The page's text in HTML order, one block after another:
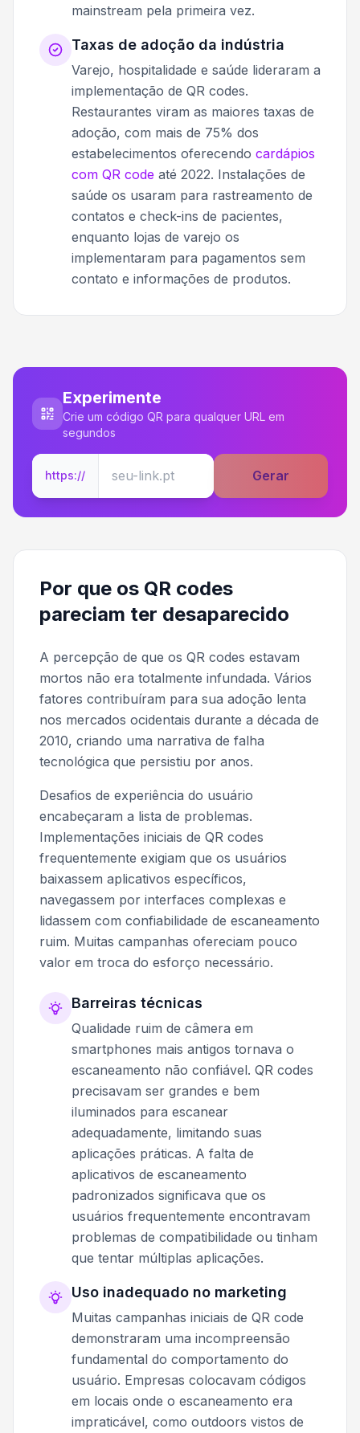
mainstream pela primeira vez.
Taxas de adoção da indústria
Varejo, hospitalidade e saúde lideraram a
implementação de QR codes.
Restaurantes viram as maiores taxas de
adoção, com mais de 75% dos
estabelecimentos oferecendo cardápios
com QR code até 2022. Instalações de
saúde os usaram para rastreamento de
contatos e check-ins de pacientes,
enquanto lojas de varejo os
implementaram para pagamentos sem
contato e informações de produtos.
Experimente
Crie um código QR para qualquer URL em
segundos
https:// Gerar
Por que os QR codes
pareciam ter desaparecido
A percepção de que os QR codes estavam
mortos não era totalmente infundada. Vários
fatores contribuíram para sua adoção lenta
nos mercados ocidentais durante a década de
2010, criando uma narrativa de falha
tecnológica que persistiu por anos.
Desafios de experiência do usuário
encabeçaram a lista de problemas.
Implementações iniciais de QR codes
frequentemente exigiam que os usuários
baixassem aplicativos específicos,
navegassem por interfaces complexas e
lidassem com confiabilidade de escaneamento
ruim. Muitas campanhas ofereciam pouco
valor em troca do esforço necessário.
Barreiras técnicas
Qualidade ruim de câmera em
smartphones mais antigos tornava o
escaneamento não confiável. QR codes
precisavam ser grandes e bem
iluminados para escanear
adequadamente, limitando suas
aplicações práticas. A falta de
aplicativos de escaneamento
padronizados significava que os
usuários frequentemente encontravam
problemas de compatibilidade ou tinham
que tentar múltiplas aplicações.
Uso inadequado no marketing
Muitas campanhas iniciais de QR code
demonstraram uma incompreensão
fundamental do comportamento do
usuário. Empresas colocavam códigos
em locais onde o escaneamento era
impraticável, como outdoors vistos de